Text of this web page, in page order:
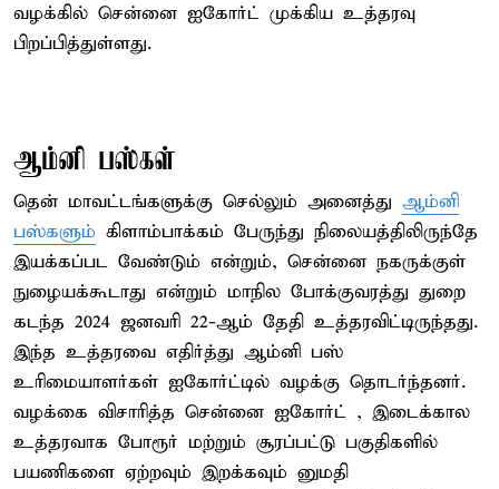
வழக்கில் சென்னை ஐகோர்ட் முக்கிய உத்தரவு
பிறப்பித்துள்ளது.
ஆம்னி பஸ்கள்
தென் மாவட்டங்களுக்கு செல்லும் அனைத்து ஆம்னி
பஸ்களும் கிளாம்பாக்கம் பேருந்து நிலையத்திலிருந்தே
இயக்கப்பட வேண்டும் என்றும், சென்னை நகருக்குள்
நுழையக்கூடாது என்றும் மாநில போக்குவரத்து துறை
கடந்த 2024 ஜனவரி 22-ஆம் தேதி உத்தரவிட்டிருந்தது.
இந்த உத்தரவை எதிர்த்து ஆம்னி பஸ்
உரிமையாளர்கள் ஐகோர்ட்டில் வழக்கு தொடர்ந்தனர்.
வழக்கை விசாரித்த சென்னை ஐகோர்ட் , இடைக்கால
உத்தரவாக போரூர் மற்றும் சூரப்பட்டு பகுதிகளில்
பயணிகளை ஏற்றவும் இறக்கவும் னுமதி